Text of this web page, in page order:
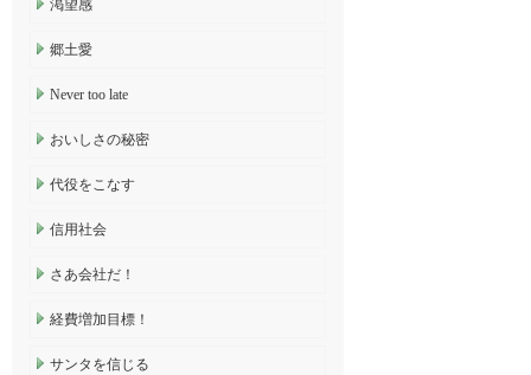
渇望感
郷土愛
Never too late
おいしさの秘密
代役をこなす
信用社会
さあ会社だ！
経費増加目標！
サンタを信じる